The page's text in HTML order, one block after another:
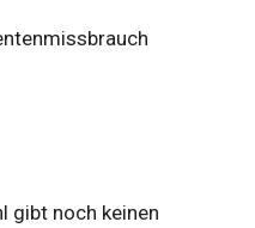
gibt noch keinen